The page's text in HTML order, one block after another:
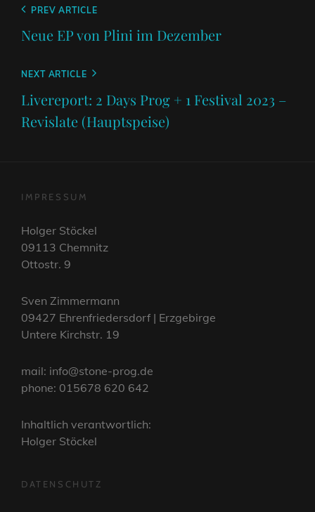
Beitragsnavigation
Previous
PREV ARTICLE
Neue EP von Plini im Dezember
Next
Post
NEXT ARTICLE
Livereport: 2 Days Prog + 1 Festival 2023 –
Revislate (Hauptspeise)
IMPRESSUM
Holger Stöckel
09113 Chemnitz
Ottostr. 9
Sven Zimmermann
09427 Ehrenfriedersdorf | Erzgebirge
Untere Kirchstr. 19
mail: info@stone-prog.de
phone: 015678 620 642
Inhaltlich verantwortlich:
Holger Stöckel
DATENSCHUTZ